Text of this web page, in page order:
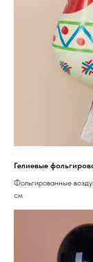
Гелиевые
Фольгированные
см